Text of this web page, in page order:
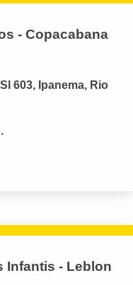
- Copacabana
603, Ipanema, Rio
Infantis - Leblon